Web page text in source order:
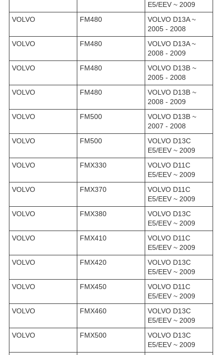
E5/EEV ~ 2009
VOLVO
FM480
VOLVO D13A ~
2005 - 2008
VOLVO
FM480
VOLVO D13A ~
2008 - 2009
VOLVO
FM480
VOLVO D13B ~
2005 - 2008
VOLVO
FM480
VOLVO D13B ~
2008 - 2009
VOLVO
FM500
VOLVO D13B ~
2007 - 2008
VOLVO
FM500
VOLVO D13C
E5/EEV ~ 2009
VOLVO
FMX330
VOLVO D11C
E5/EEV ~ 2009
VOLVO
FMX370
VOLVO D11C
E5/EEV ~ 2009
VOLVO
FMX380
VOLVO D13C
E5/EEV ~ 2009
VOLVO
FMX410
VOLVO D11C
E5/EEV ~ 2009
VOLVO
FMX420
VOLVO D13C
E5/EEV ~ 2009
VOLVO
FMX450
VOLVO D11C
E5/EEV ~ 2009
VOLVO
FMX460
VOLVO D13C
E5/EEV ~ 2009
VOLVO
FMX500
VOLVO D13C
E5/EEV ~ 2009